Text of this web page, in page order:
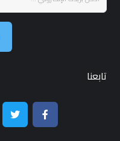
تابعنا